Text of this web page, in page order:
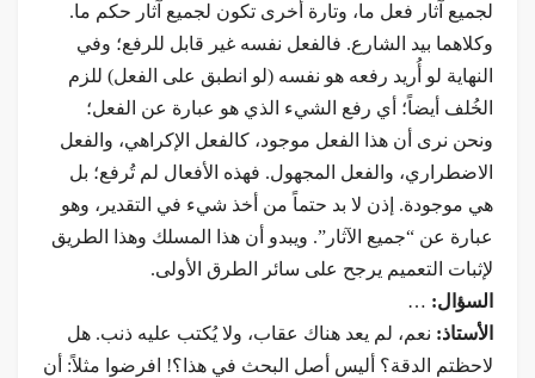
لجميع آثار فعل ما، وتارة أخرى تكون لجميع آثار حكم ما.
وكلاهما بيد الشارع. فالفعل نفسه غير قابل للرفع؛ وفي
النهاية لو أُريد رفعه هو نفسه (لو انطبق على الفعل) للزم
الخُلف أيضاً؛ أي رفع الشيء الذي هو عبارة عن الفعل؛
ونحن نرى أن هذا الفعل موجود، كالفعل الإكراهي، والفعل
الاضطراري، والفعل المجهول. فهذه الأفعال لم تُرفع؛ بل
هي موجودة. إذن لا بد حتماً من أخذ شيء في التقدير، وهو
عبارة عن “جميع الآثار”. ويبدو أن هذا المسلك وهذا الطريق
لإثبات التعميم يرجح على سائر الطرق الأولى.
السؤال: …
الأستاذ: نعم، لم يعد هناك عقاب، ولا يُكتب عليه ذنب. هل
لاحظتم الدقة؟ أليس أصل البحث في هذا؟! افرضوا مثلاً: أن